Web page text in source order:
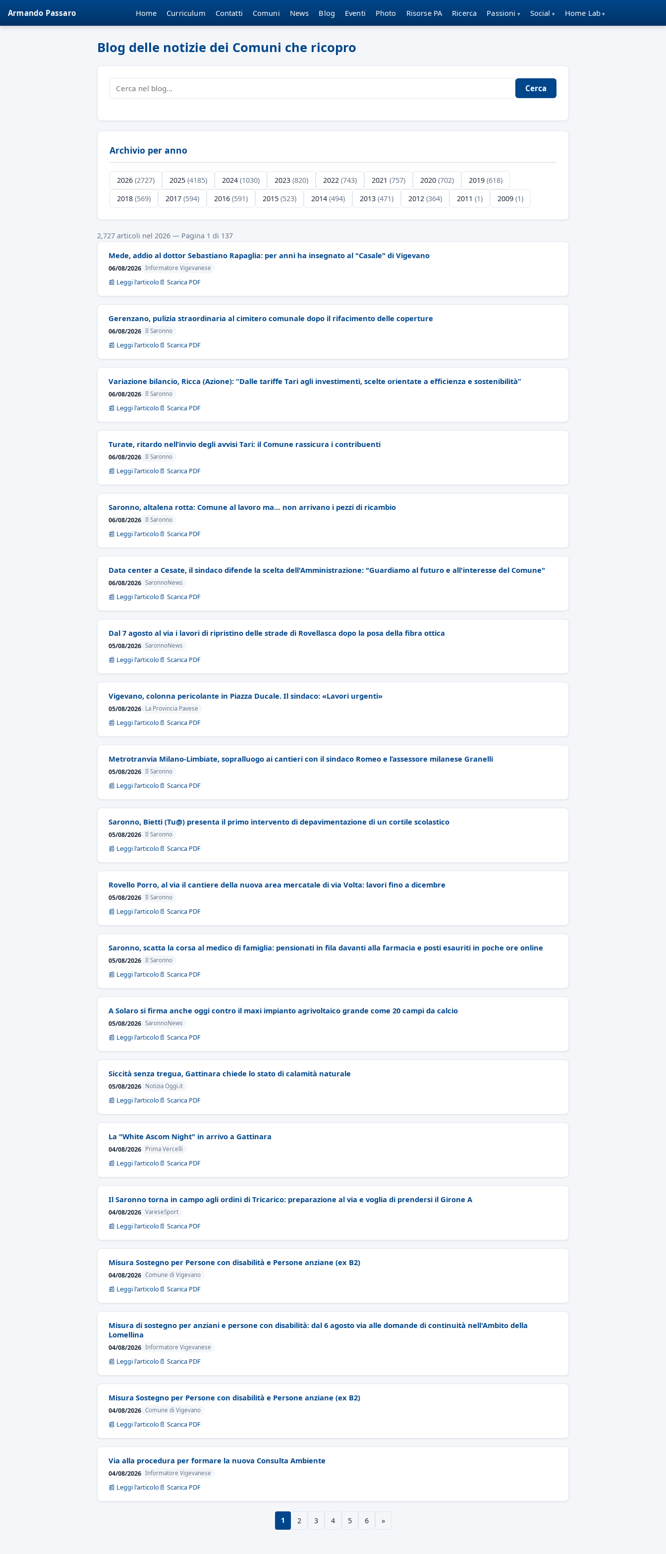
Armando Passaro Home Curriculum Contatti Comuni News Blog Eventi Photo Risorse PA Ricerca Passioni Social Home Lab
Blog delle notizie dei Comuni che ricopro
Cerca
Archivio per anno
2026 (2727) 2025 (4185) 2024 (1030) 2023 (820) 2022 (743) 2021 (757) 2020 (702) 2019 (618)
2018 (569) 2017 (594) 2016 (591) 2015 (523) 2014 (494) 2013 (471) 2012 (364) 2011 (1) 2009 (1)
2,727 articoli nel 2026 — Pagina 1 di 137
Mede, addio al dottor Sebastiano Rapaglia: per anni ha insegnato al "Casale" di Vigevano
06/08/2026 Informatore Vigevanese
📰 Leggi l'articolo 📄 Scarica PDF
Gerenzano, pulizia straordinaria al cimitero comunale dopo il rifacimento delle coperture
06/08/2026 Il Saronno
📰 Leggi l'articolo 📄 Scarica PDF
Variazione bilancio, Ricca (Azione): “Dalle tariffe Tari agli investimenti, scelte orientate a efficienza e sostenibilità”
06/08/2026 Il Saronno
📰 Leggi l'articolo 📄 Scarica PDF
Turate, ritardo nell’invio degli avvisi Tari: il Comune rassicura i contribuenti
06/08/2026 Il Saronno
📰 Leggi l'articolo 📄 Scarica PDF
Saronno, altalena rotta: Comune al lavoro ma… non arrivano i pezzi di ricambio
06/08/2026 Il Saronno
📰 Leggi l'articolo 📄 Scarica PDF
Data center a Cesate, il sindaco difende la scelta dell'Amministrazione: "Guardiamo al futuro e all'interesse del Comune"
06/08/2026 SaronnoNews
📰 Leggi l'articolo 📄 Scarica PDF
Dal 7 agosto al via i lavori di ripristino delle strade di Rovellasca dopo la posa della fibra ottica
05/08/2026 SaronnoNews
📰 Leggi l'articolo 📄 Scarica PDF
Vigevano, colonna pericolante in Piazza Ducale. Il sindaco: «Lavori urgenti»
05/08/2026 La Provincia Pavese
📰 Leggi l'articolo 📄 Scarica PDF
Metrotranvia Milano-Limbiate, sopralluogo ai cantieri con il sindaco Romeo e l’assessore milanese Granelli
05/08/2026 Il Saronno
📰 Leggi l'articolo 📄 Scarica PDF
Saronno, Bietti (Tu@) presenta il primo intervento di depavimentazione di un cortile scolastico
05/08/2026 Il Saronno
📰 Leggi l'articolo 📄 Scarica PDF
Rovello Porro, al via il cantiere della nuova area mercatale di via Volta: lavori fino a dicembre
05/08/2026 Il Saronno
📰 Leggi l'articolo 📄 Scarica PDF
Saronno, scatta la corsa al medico di famiglia: pensionati in fila davanti alla farmacia e posti esauriti in poche ore online
05/08/2026 Il Saronno
📰 Leggi l'articolo 📄 Scarica PDF
A Solaro si firma anche oggi contro il maxi impianto agrivoltaico grande come 20 campi da calcio
05/08/2026 SaronnoNews
📰 Leggi l'articolo 📄 Scarica PDF
Siccità senza tregua, Gattinara chiede lo stato di calamità naturale
05/08/2026 Notizia Oggi.it
📰 Leggi l'articolo 📄 Scarica PDF
La "White Ascom Night" in arrivo a Gattinara
04/08/2026 Prima Vercelli
📰 Leggi l'articolo 📄 Scarica PDF
Il Saronno torna in campo agli ordini di Tricarico: preparazione al via e voglia di prendersi il Girone A
04/08/2026 VareseSport
📰 Leggi l'articolo 📄 Scarica PDF
Misura Sostegno per Persone con disabilità e Persone anziane (ex B2)
04/08/2026 Comune di Vigevano
📰 Leggi l'articolo 📄 Scarica PDF
Misura di sostegno per anziani e persone con disabilità: dal 6 agosto via alle domande di continuità nell'Ambito della
Lomellina
04/08/2026 Informatore Vigevanese
📰 Leggi l'articolo 📄 Scarica PDF
Misura Sostegno per Persone con disabilità e Persone anziane (ex B2)
04/08/2026 Comune di Vigevano
📰 Leggi l'articolo 📄 Scarica PDF
Via alla procedura per formare la nuova Consulta Ambiente
04/08/2026 Informatore Vigevanese
📰 Leggi l'articolo 📄 Scarica PDF
1 2 3 4 5 6 »